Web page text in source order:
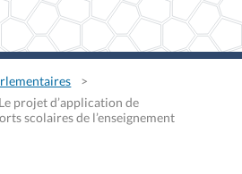
projet d’application de
scolaires de l’enseignement